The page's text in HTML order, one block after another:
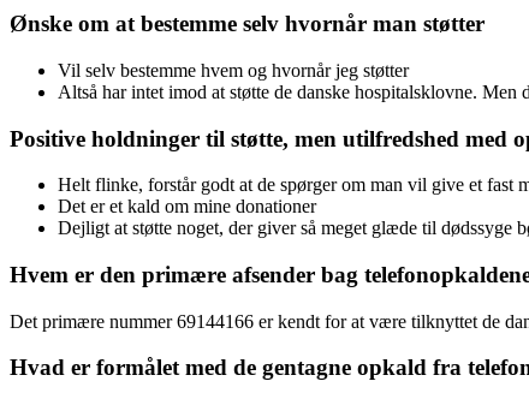
Ønske om at bestemme selv hvornår man støtter
Vil selv bestemme hvem og hvornår jeg støtter
Altså har intet imod at støtte de danske hospitalsklovne.
Positive holdninger til støtte, men utilfredshed med
Helt flinke, forstår godt at de spørger om man vil give et fast
Det er et kald om mine donationer
Dejligt at støtte noget, der giver så meget glæde til dødssyge
Hvem er den primære afsender bag
Det primære nummer 69144166 er kendt for at være tilknyttet de
Hvad er formålet med de gentagne opkald fra